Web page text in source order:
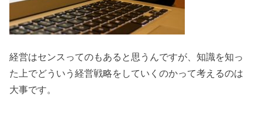
経営はセンスってのもあると思うんですが、知識を知っ
た上でどういう経営戦略をしていくのかって考えるのは
大事です。